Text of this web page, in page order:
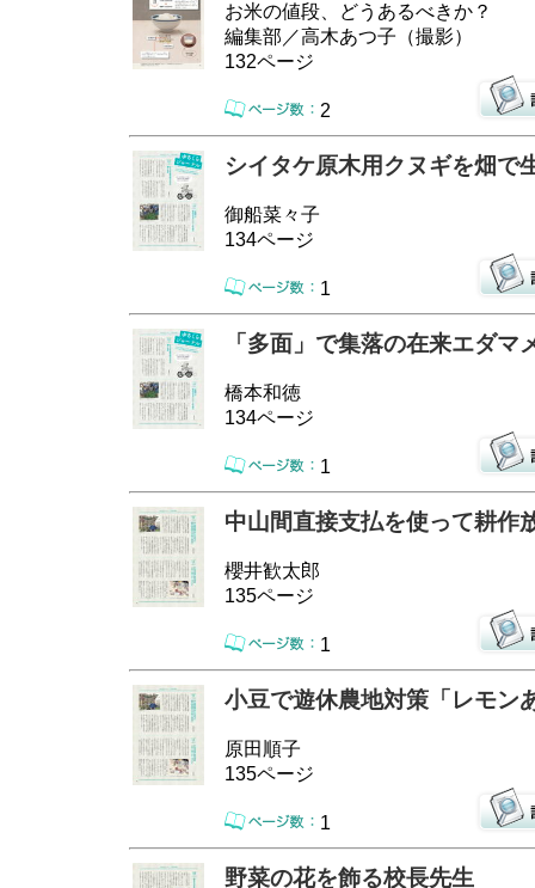
お米の値段、どうあるべきか？
編集部／高木あつ子（撮影）
132ページ
2
シイタケ原木用クヌギを畑で
御船菜々子
134ページ
1
「多面」で集落の在来エダマ
橋本和徳
134ページ
1
中山間直接支払を使って耕作
櫻井歓太郎
135ページ
1
小豆で遊休農地対策「レモン
原田順子
135ページ
1
野菜の花を飾る校長先生